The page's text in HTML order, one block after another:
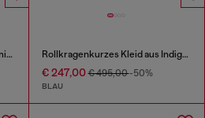
Fließendes Metallic-Midikleid mit offenem Rücken Rollkragenkurzes Kleid aus Indigo-Strick
€ 247,00€ 495,00-50%
BLAU